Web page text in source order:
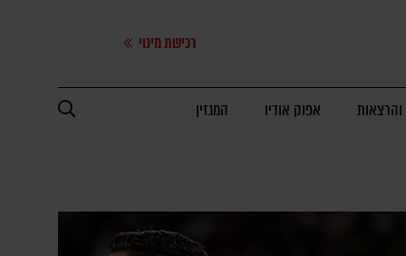
רכישת מינוי
והרצאות אפוק אודיו המגזין